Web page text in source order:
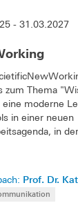
- 31.03.2027
zum Thema
moderne
in einer neuen
in
Prof. Dr.